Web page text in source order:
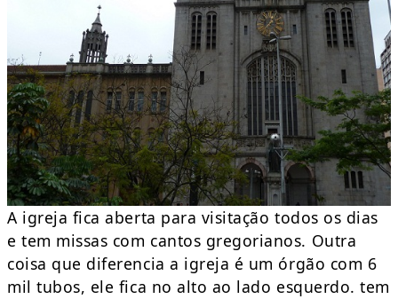
A igreja fica aberta para visitação todos os dias
e tem missas com cantos gregorianos. Outra
coisa que diferencia a igreja é um órgão com 6
mil tubos, ele fica no alto ao lado esquerdo. tem